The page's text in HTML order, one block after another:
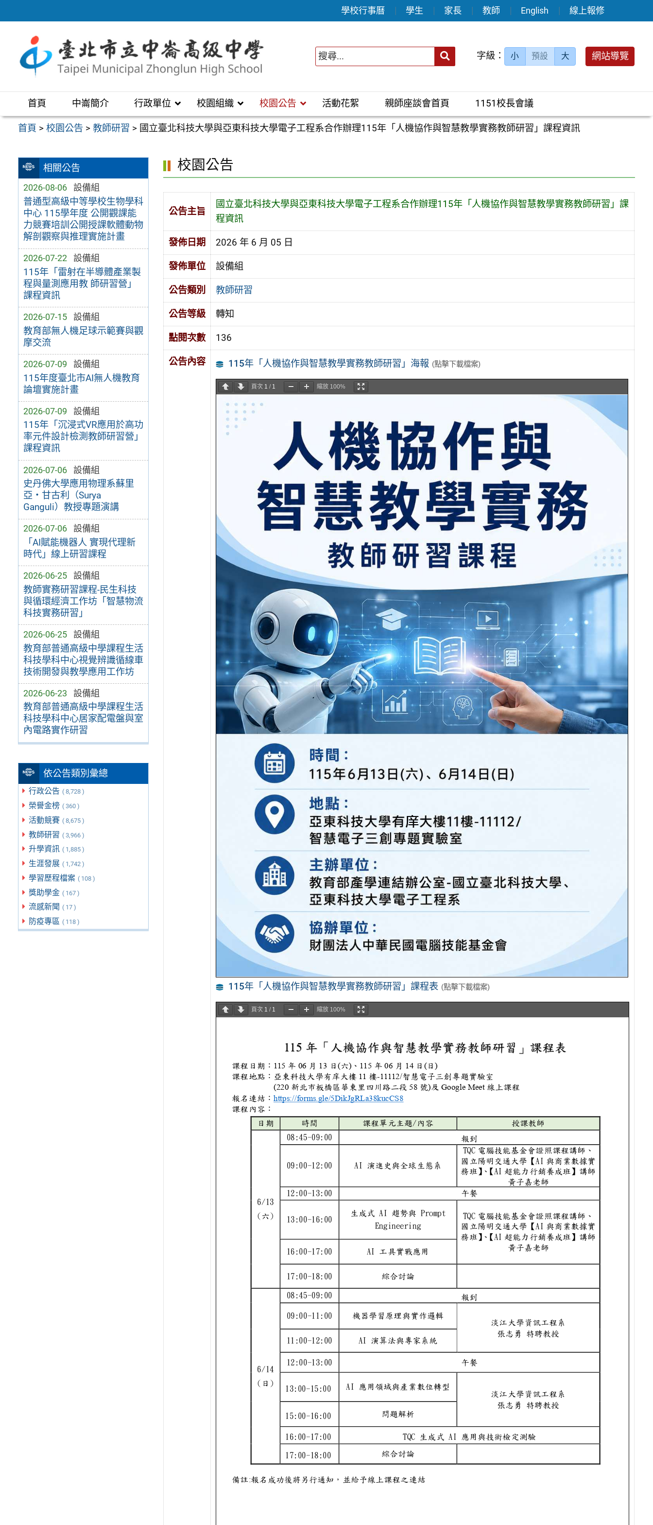
至
區
學校行事曆 學生 家長 教師 English 線上報修
送出 字級： 小 預設 大 網站導覽
首頁 中崙簡介 行政單位 校園組織 校園公告 活動花絮 親師座談會首頁 1151校長會議
首頁 >校園公告 >教師研習 > 國立臺北科技大學與亞東科技大學電子工程系合作辦理115年「人機協作與智慧教學實務教師研習」課程資訊
相關公告
2026-08-06 設備組
普通型高級中等學校生物學科
中心 115學年度 公開觀課能
力競賽培訓公開授課軟體動物
解剖觀察與推理實施計畫
2026-07-22 設備組
115年「雷射在半導體產業製
程與量測應用教 師研習營」
課程資訊
2026-07-15 設備組
教育部無人機足球示範賽與觀
摩交流
2026-07-09 設備組
115年度臺北市AI無人機教育
論壇實施計畫
2026-07-09 設備組
115年「沉浸式VR應用於高功
率元件設計檢測教師研習營」
課程資訊
2026-07-06 設備組
史丹佛大學應用物理系蘇里
亞・甘古利（Surya
Ganguli）教授專題演講
2026-07-06 設備組
「AI賦能機器人 實現代理新
時代」線上研習課程
2026-06-25 設備組
教師實務研習課程-民生科技
與循環經濟工作坊「智慧物流
科技實務研習」
2026-06-25 設備組
教育部普通高級中學課程生活
科技學科中心視覺辨識循線車
技術開發與教學應用工作坊
2026-06-23 設備組
教育部普通高級中學課程生活
科技學科中心居家配電盤與室
內電路實作研習
依公告類別彙總
行政公告 ( 8,728 )
榮譽金榜 ( 360 )
活動競賽 ( 8,675 )
教師研習 ( 3,966 )
升學資訊 ( 1,885 )
生涯發展 ( 1,742 )
學習歷程檔案 ( 108 )
獎助學金 ( 167 )
流感新聞 ( 17 )
防疫專區 ( 118 )
校園公告
公告主旨
國立臺北科技大學與亞東科技大學電子工程系合作辦理115年「人機協作與智慧教學實務教師研習」課
程資訊
發佈日期 2026 年 6 月 05 日
發佈單位 設備組
公告類別 教師研習
公告等級 轉知
點閱次數 136
公告內容 115年「人機協作與智慧教學實務教師研習」海報 (點擊下載檔案)
頁次 1 / 1 縮放 100%
115年「人機協作與智慧教學實務教師研習」課程表 (點擊下載檔案)
頁次 1 / 1 縮放 100%